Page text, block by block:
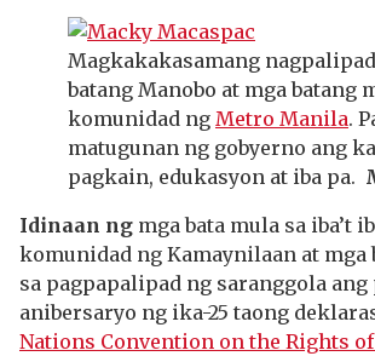
Magkakakasamang
batang Manobo at mga batang
komunidad ng Metro Manila.
matugunan ng gobyerno ang
pagkain, edukasyon at iba pa.
Idinaan ng mga bata mula sa iba’t
komunidad ng Kamaynilaan at mga
sa pagpapalipad ng saranggola ang
anibersaryo ng ika-25 taong
Nations Convention on the Rights